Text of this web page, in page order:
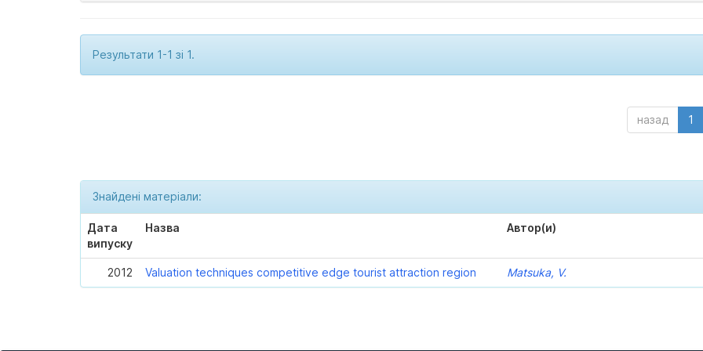
Результати 1-1 зі 1.
назад 1
Знайдені матеріали:
Дата
випуску
Назва Автор(и)
2012 Valuation techniques competitive edge tourist attraction region Matsuka, V.